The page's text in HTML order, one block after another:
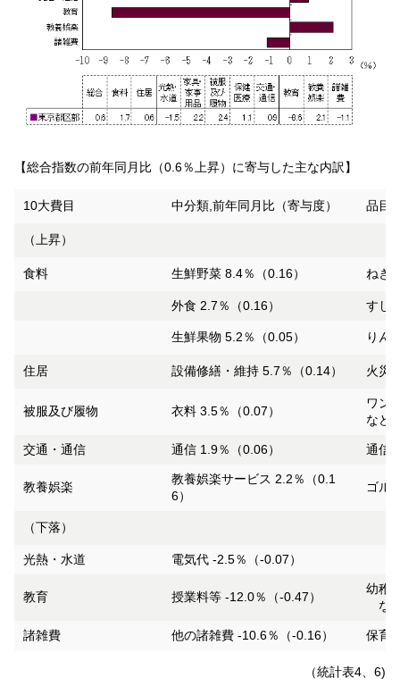
【総合指数の前年同月比（0.6％上昇）に寄与した主な内訳】
10大費目 中分類,前年同月比（寄与度） 品目,
（上昇）
食料 生鮮野菜 8.4％（0.16） ねぎ
外食 2.7％（0.16） すし
生鮮果物 5.2％（0.05） りん
住居 設備修繕・維持 5.7％（0.14） 火災
被服及び履物 衣料 3.5％（0.07）
ワン
など
交通・通信 通信 1.9％（0.06） 通信
教養娯楽
教養娯楽サービス 2.2％（0.1
6）
ゴル
（下落）
光熱・水道 電気代 -2.5％（-0.07）
教育 授業料等 -12.0％（-0.47）
幼稚
な
諸雑費 他の諸雑費 -10.6％（-0.16） 保育
（統計表4、6)